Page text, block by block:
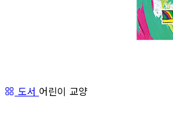
도서 어린이 교양